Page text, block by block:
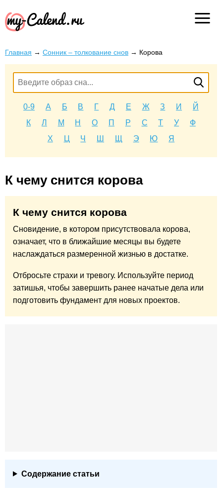
Главная → Сонник – толкование снов → Корова
0-9 А Б В Г Д Е Ж З И
Й
К
Л М Н О П Р С Т У
Ф
Х
Ц Ч Ш Щ Э Ю Я
К чему снится корова
К чему снится корова
Сновидение, в котором присутствовала корова,
означает, что в ближайшие месяцы вы будете
наслаждаться размеренной жизнью в достатке.
Отбросьте страхи и тревогу. Используйте период
затишья, чтобы завершить ранее начатые дела или
подготовить фундамент для новых проектов.
Содержание статьи